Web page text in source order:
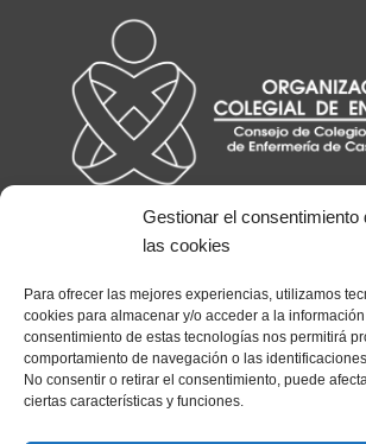
Gestionar el consentimiento
las cookies
Para ofrecer las mejores experiencias, utilizamos
cookies para almacenar y/o acceder a la
consentimiento de estas tecnologías nos permitirá
comportamiento de navegación o las
No consentir o retirar el consentimiento, puede
ciertas características y funciones.